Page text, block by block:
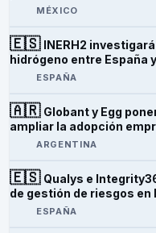
MÉXICO
🇪🇸 INERH2
hidrógeno entre España
ESPAÑA
🇦🇷 Globant y Egg
ampliar la adopción
ARGENTINA
🇪🇸 Qualys e
de gestión de riesgos en
ESPAÑA